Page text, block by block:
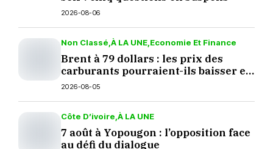
2026-08-06
Non Classé À LA UNE Economie Et Finance
Brent à 79 dollars : les prix des
carburants pourraient-ils baisser en
septembre ?
2026-08-05
Côte D’ivoire À LA UNE
7 août à Yopougon : l’opposition face
au défi du dialogue